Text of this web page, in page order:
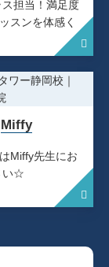
担当！満足度
スンを体感く
Miffy
Miffy先生にお
い☆